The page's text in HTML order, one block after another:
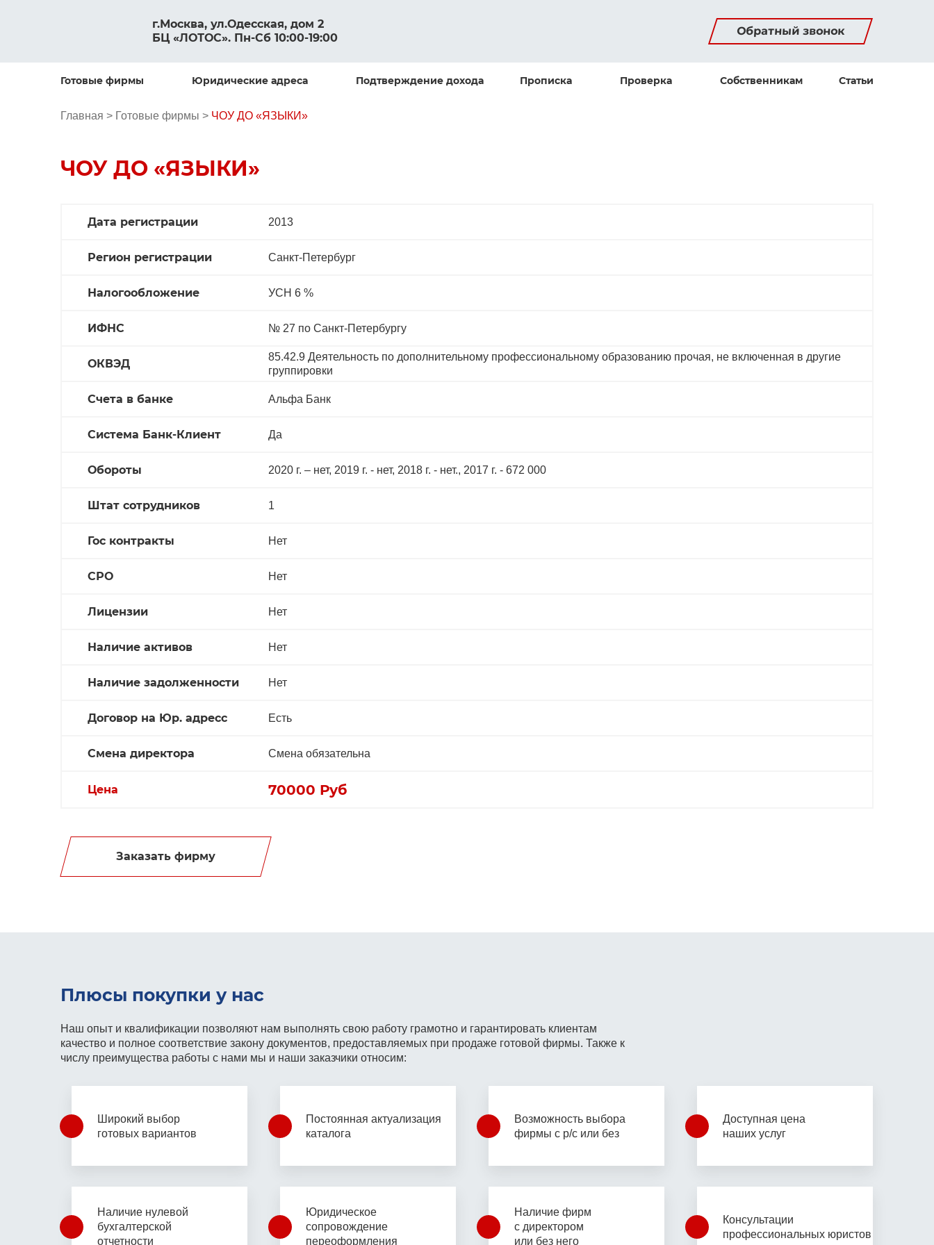
г.Москва, ул.Одесская, дом 2
БЦ «ЛОТОС». Пн-Сб 10:00-19:00
Обратный звонок
Готовые фирмы Юридические адреса Подтверждение дохода Прописка Проверка Собственникам Статьи
Главная > Готовые фирмы > ЧОУ ДО «ЯЗЫКИ»
ЧОУ ДО «ЯЗЫКИ»
Дата регистрации 2013
Регион регистрации Санкт-Петербург
Налогообложение УСН 6 %
ИФНС № 27 по Санкт-Петербургу
ОКВЭД
85.42.9 Деятельность по дополнительному профессиональному образованию прочая, не включенная в другие
группировки
Счета в банке Альфа Банк
Система Банк-Клиент Да
Обороты 2020 г. – нет, 2019 г. - нет, 2018 г. - нет., 2017 г. - 672 000
Штат сотрудников 1
Гос контракты Нет
СРО Нет
Лицензии Нет
Наличие активов Нет
Наличие задолженности Нет
Договор на Юр. адресс Есть
Смена директора Смена обязательна
Цена 70000 Руб
Заказать фирму
Плюсы покупки у нас
Наш опыт и квалификации позволяют нам выполнять свою работу грамотно и гарантировать клиентам
качество и полное соответствие закону документов, предоставляемых при продаже готовой фирмы. Также к
числу преимущества работы с нами мы и наши заказчики относим:
Широкий выбор
готовых вариантов
Постоянная актуализация
каталога
Возможность выбора
фирмы с р/с или без
Доступная цена
наших услуг
Наличие нулевой
бухгалтерской
отчетности
Юридическое
сопровождение
переоформления
Наличие фирм
с директором
или без него
Консультации
профессиональных юристов